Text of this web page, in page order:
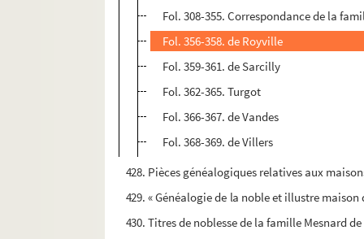
Fol. 308-355. Correspondance de la
Fol. 356-358. de Royville
Fol. 359-361. de Sarcilly
Fol. 362-365. Turgot
Fol. 366-367. de Vandes
Fol. 368-369. de Villers
428. Pièces généalogiques relatives aux
429. « Généalogie de la noble et illustre
430. Titres de noblesse de la famille Mesnard